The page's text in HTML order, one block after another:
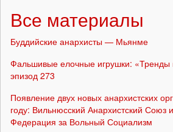
Все материалы
Буддийские анархисты — Мьянме
Фальшивые елочные игрушки: «Тренды
эпизод 273
Появление двух новых анархистских
году: Вильнюсский Анархистский Союз
Федерация за Вольный Социализм